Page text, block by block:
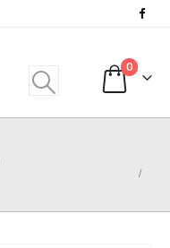
0